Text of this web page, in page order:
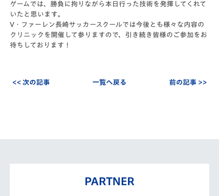
ゲームでは、 勝負に拘りながら本日行った技術を発揮してくれて
いたと思います。
V・ファーレン長崎サッカースクールでは今後とも様々な内容の
クリニックを開催して参りますので、引き続き皆様のご参加をお
待ちしております！
<< 次の記事 一覧へ戻る 前の記事 >>
PARTNER